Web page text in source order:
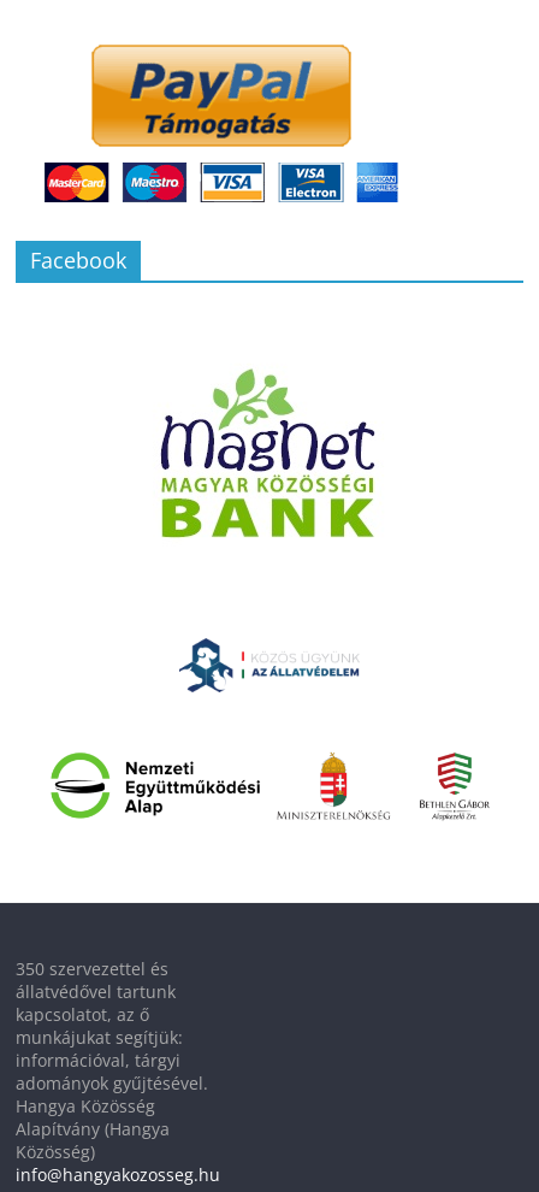
Facebook
350 szervezettel és
állatvédővel tartunk
kapcsolatot, az ő
munkájukat segítjük:
információval, tárgyi
adományok gyűjtésével.
Hangya Közösség
Alapítvány (Hangya
Közösség)
info@hangyakozosseg.hu